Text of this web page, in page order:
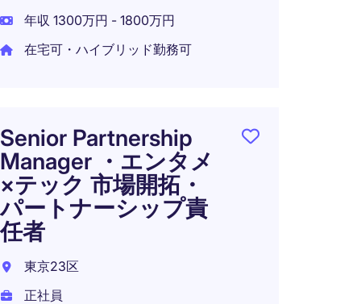
年収 1300万円 - 1800万円
在宅可・ハイブリッド勤務可
Senior Partnership
Manager ・エンタメ
×テック 市場開拓・
パートナーシップ責
任者
東京23区
正社員